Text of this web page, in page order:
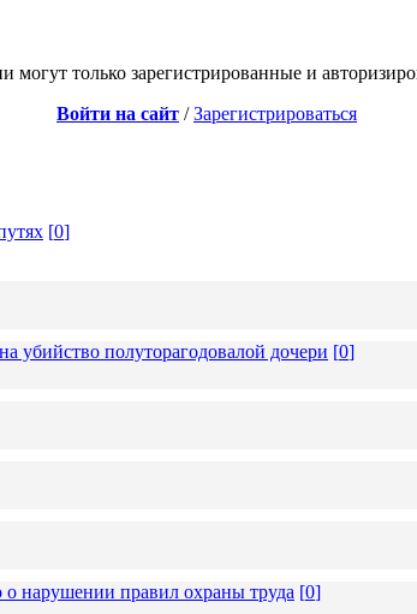
могут только зарегистрированные и
Войти на сайт /Зарегистрироваться
[0]
убийство полуторагодовалой дочери [0]
о нарушении правил охраны труда [0]